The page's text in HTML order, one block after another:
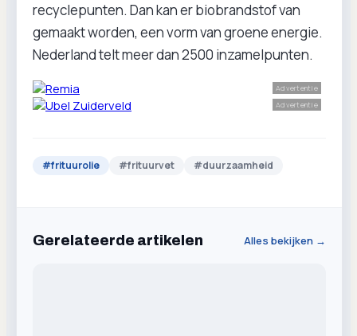
recyclepunten. Dan kan er biobrandstof van
gemaakt worden, een vorm van groene energie.
Nederland telt meer dan 2500 inzamelpunten.
Advertentie
Advertentie
#frituurolie #frituurvet #duurzaamheid
Gerelateerde artikelen Alles bekijken →